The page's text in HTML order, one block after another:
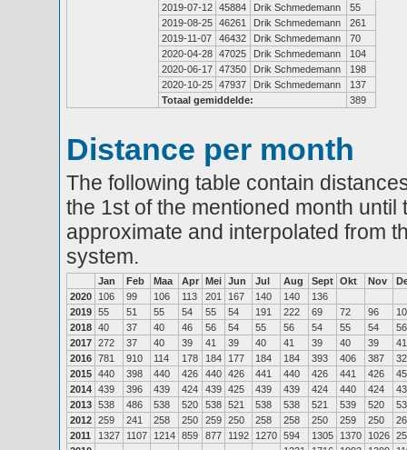
2019-07-12 45884 Drik Schmedemann
55
2019-08-25 46261 Drik Schmedemann
261
2019-11-07
46432 Drik Schmedemann
70
2020-04-28 47025 Drik Schmedemann
104
2020-06-17 47350 Drik Schmedemann
198
2020-10-25 47937 Drik Schmedemann
137
Totaal gemiddelde:
389
Distance per month
The following table contain
the 1st of the mentioned month
approximate and interpolated from
system.
Jan Feb Maa Apr Mei Jun Jul Aug Sept Okt Nov
2020
106 99 106 113 201 167 140 140
136
2019 55 51 55 54 55 54 191 222 69 72 96
2018 40 37 40 46 56 54 55 56 54 55 54
56
2017 272 37 40 39 41 39 40 41 39 40 39
41
2016 781 910 114 178 184 177 184 184 393 406 387
2015 440 398 440 426 440 426 441 440 426 441 426
2014 439 396 439 424 439 425 439 439 424 440 424
2013 538 486 538 520 538 521 538 538 521 539 520
2012 259 241 258 250 259 250 258 258 250 259 250
2011
1327 1107 1214 859 877 1192 1270 594 1305 1370 1026